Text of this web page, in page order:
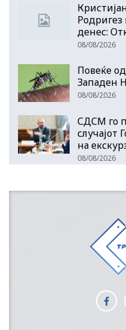
Родригез
денес:
08/08/2026
Повеќе
Западен
08/08/2026
СДСМ го
случајот
на
08/08/2026